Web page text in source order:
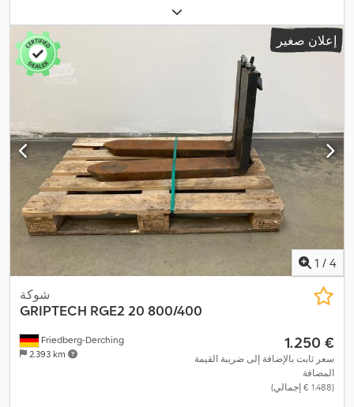
إعلان صغير
1 / 4
Friedberg-Derching
2.393 km
شوكة
GRIPTECH RGE2 20 800/400
‏1.250 €
سعر ثابت بالإضافة إلى ضريبة القيمة
المضافة
(‏1.488 € إجمالي)